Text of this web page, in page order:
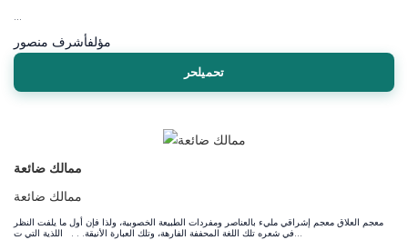
مؤلفأشرف منصور
تحميلحر
ممالك ضائعة
ممالك ضائعة
معجم العلاق معجم إشراقي مليء بالعناصر ومفردات الطبيعة الخصوبية، ولذا فإن أول ما يلفت النظر